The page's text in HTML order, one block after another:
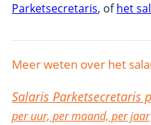
Parketsecretaris, ofhet
Meer weten over het
Salaris Parketsecretaris
per uur, per maand, per jaar